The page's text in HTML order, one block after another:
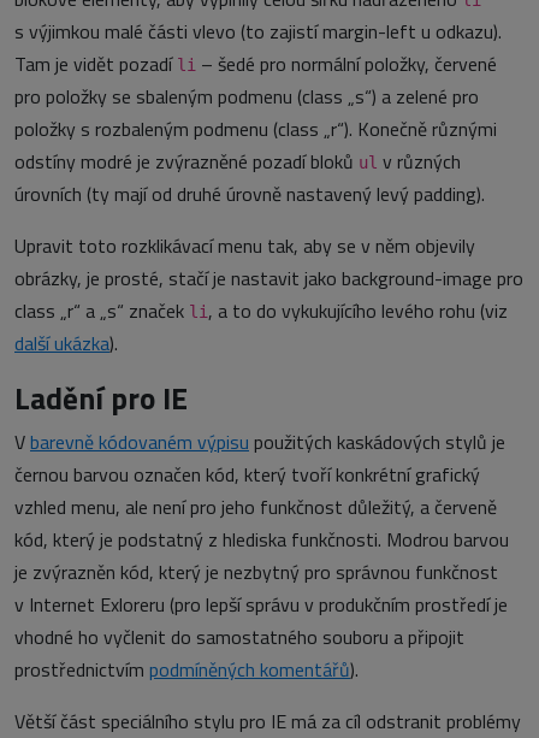
s výjimkou malé části vlevo (to zajistí margin-left u odkazu).
Tam je vidět pozadí li – šedé pro normální položky, červené
pro položky se sbaleným podmenu (class „s“) a zelené pro
položky s rozbaleným podmenu (class „r“). Konečně různými
odstíny modré je zvýrazněné pozadí bloků ul v různých
úrovních (ty mají od druhé úrovně nastavený levý padding).
Upravit toto rozklikávací menu tak, aby se v něm objevily
obrázky, je prosté, stačí je nastavit jako background-image pro
class „r“ a „s“ značek li , a to do vykukujícího levého rohu (viz
další ukázka).
Ladění pro IE
Vbarevně kódovaném výpisu použitých kaskádových stylů je
černou barvou označen kód, který tvoří konkrétní grafický
vzhled menu, ale není pro jeho funkčnost důležitý, a červeně
kód, který je podstatný z hlediska funkčnosti. Modrou barvou
je zvýrazněn kód, který je nezbytný pro správnou funkčnost
v Internet Exloreru (pro lepší správu v produkčním prostředí je
vhodné ho vyčlenit do samostatného souboru a připojit
prostřednictvím podmíněných komentářů).
Větší část speciálního stylu pro IE má za cíl odstranit problémy